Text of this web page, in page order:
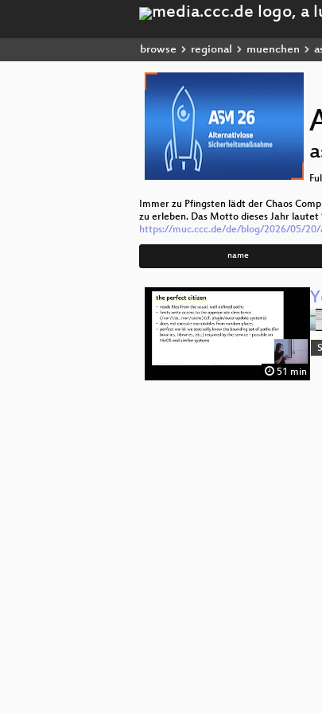
browse regional muenchen
Immer zu Pfingsten lädt der Chaos
zu erleben. Das Motto dieses Jahr
https://muc.ccc.de/de/blog/2026/05/
name
51 min